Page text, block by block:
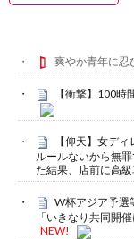
爽やか青年に忍
【衝撃】100
【仰天】女デ
ルールないから無
た結果、店前に高
W杯アジア予選
「いきなり共同開
NEW!